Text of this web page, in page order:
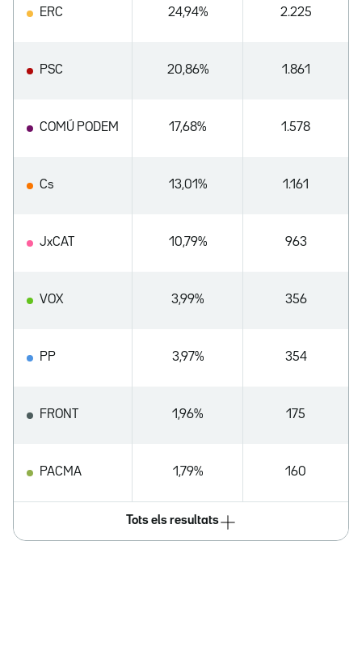
ERC 24,94% 2.225
PSC 20,86% 1.861
COMÚ PODEM 17,68% 1.578
Cs 13,01% 1.161
JxCAT 10,79% 963
VOX 3,99% 356
PP 3,97% 354
FRONT 1,96% 175
PACMA 1,79% 160
Tots els resultats